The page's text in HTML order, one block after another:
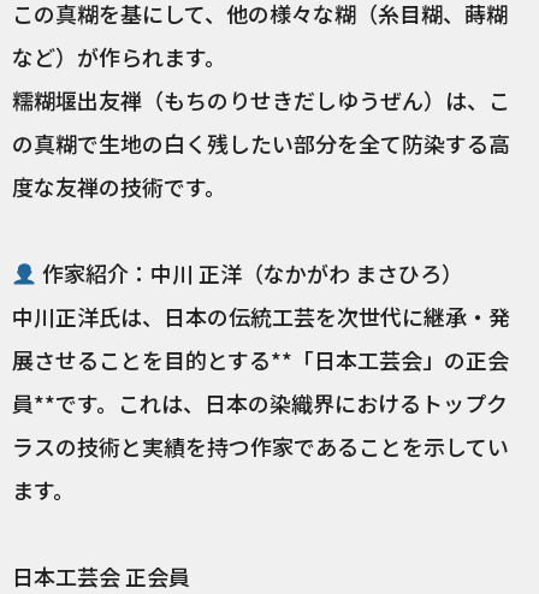
この真糊を基にして、他の様々な糊（糸目糊、蒔糊
など）が作られます。
糯糊堰出友禅（もちのりせきだしゆうぜん）は、こ
の真糊で生地の白く残したい部分を全て防染する高
度な友禅の技術です。
作家紹介：中川 正洋（なかがわ まさひろ）
中川正洋氏は、日本の伝統工芸を次世代に継承・発
展させることを目的とする**「日本工芸会」の正会
員**です。これは、日本の染織界におけるトップク
ラスの技術と実績を持つ作家であることを示してい
ます。
日本工芸会 正会員